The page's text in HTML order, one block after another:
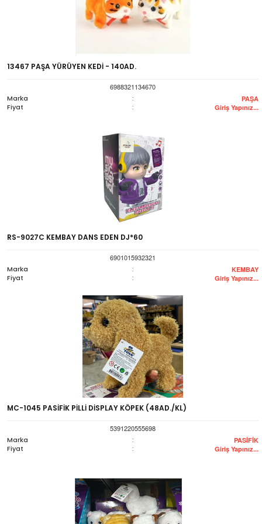
13467 PAŞA YÜRÜYEN KEDİ - 140AD.
6988321134670
Marka
: PAŞA
Fiyat : Giriş Yapınız...
RS-9027C KEMBAY DANS EDEN DJ*60
6901015932321
Marka
: KEMBAY
Fiyat : Giriş Yapınız...
MC-1045 PASİFİK PİLLİ DİSPLAY KÖPEK (48AD./KL)
5391220555698
Marka
: PASİFİK
Fiyat : Giriş Yapınız...